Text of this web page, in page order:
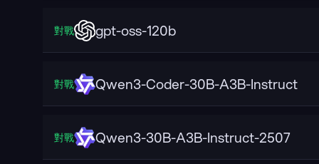
對戰 gpt-oss-120b
對戰 Qwen3-Coder-30B-A3B-Instruct
對戰 Qwen3-30B-A3B-Instruct-2507